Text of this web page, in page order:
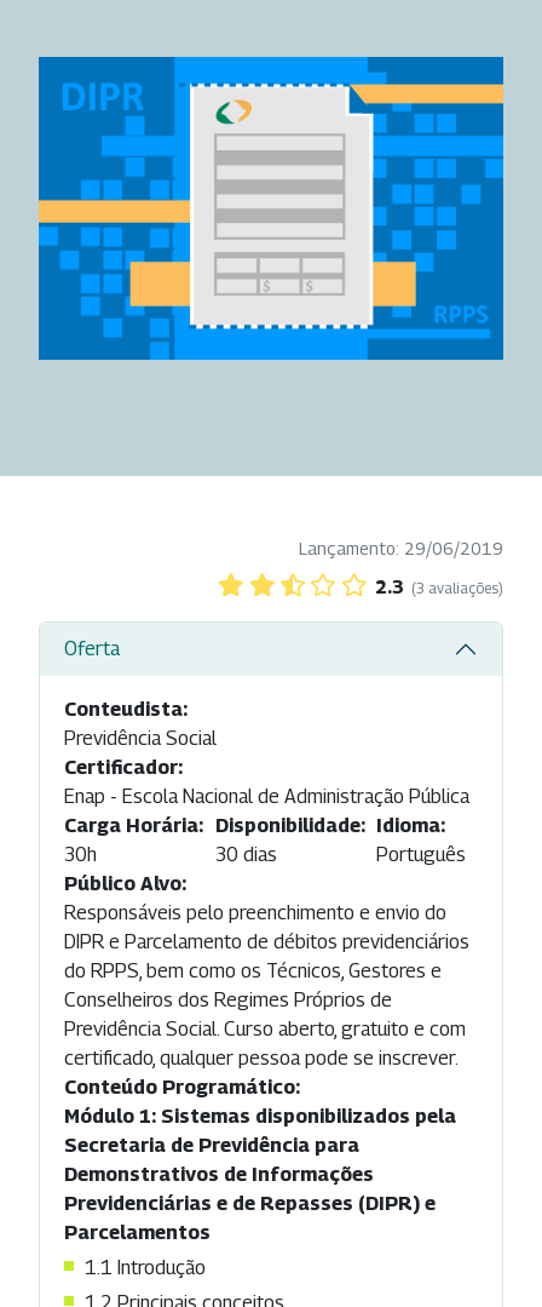
Lançamento: 29/06/2019
2.3 (3 avaliações)
Oferta
Conteudista:
Previdência Social
Certificador:
Enap - Escola Nacional de Administração Pública
Carga Horária:
30h
Disponibilidade:
30 dias
Idioma:
Português
Público Alvo:
Responsáveis pelo preenchimento e envio do
DIPR e Parcelamento de débitos previdenciários
do RPPS, bem como os Técnicos, Gestores e
Conselheiros dos Regimes Próprios de
Previdência Social. Curso aberto, gratuito e com
certificado, qualquer pessoa pode se inscrever.
Conteúdo Programático:
Módulo 1: Sistemas disponibilizados pela
Secretaria de Previdência para
Demonstrativos de Informações
Previdenciárias e de Repasses (DIPR) e
Parcelamentos
1.1 Introdução